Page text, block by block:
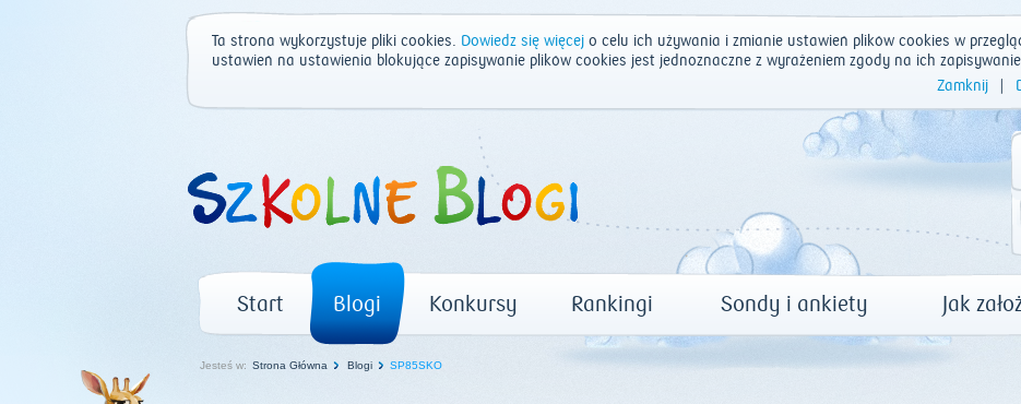
Ta strona wykorzystuje pliki cookies. Dowiedz się więcejo celu ich używania i zmianie ustawień plików cookies w
ustawień na ustawienia blokujące zapisywanie plików cookies jest jednoznaczne z wyrażeniem zgody na ich
Zamknij
Start Blogi Konkursy Rankingi Sondy i ankiety Jak
Jesteś w: Strona Główna Blogi SP85SKO